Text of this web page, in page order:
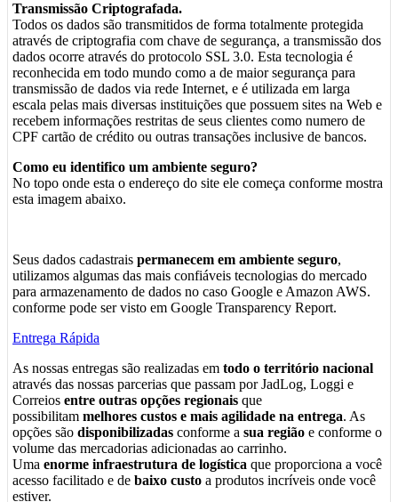
Transmissão Criptografada.
Todos os dados são transmitidos de forma totalmente protegida
através de criptografia com chave de segurança, a transmissão dos
dados ocorre através do protocolo SSL 3.0. Esta tecnologia é
reconhecida em todo mundo como a de maior segurança para
transmissão de dados via rede Internet, e é utilizada em larga
escala pelas mais diversas instituições que possuem sites na Web e
recebem informações restritas de seus clientes como numero de
CPF cartão de crédito ou outras transações inclusive de bancos.
Como eu identifico um ambiente seguro?
No topo onde esta o endereço do site ele começa conforme mostra
esta imagem abaixo.
Seus dados cadastrais permanecem em ambiente seguro,
utilizamos algumas das mais confiáveis tecnologias do mercado
para armazenamento de dados no caso Google e Amazon AWS.
conforme pode ser visto em Google Transparency Report.
Entrega Rápida
As nossas entregas são realizadas em todo o território nacional
através das nossas parcerias que passam por JadLog, Loggi e
Correios entre outras opções regionais que
possibilitam melhores custos e mais agilidade na entrega. As
opções são disponibilizadas conforme a sua região e conforme o
volume das mercadorias adicionadas ao carrinho.
Uma enorme infraestrutura de logística que proporciona a você
acesso facilitado e de baixo custo a produtos incríveis onde você
estiver.